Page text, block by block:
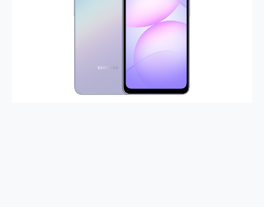
Motorola edge 70 pro 及 moto g37 power上市，登錄在送飛利浦氣炸鍋
ASUS Pad 全面應援 Me Time，加碼愛奇藝黃金雙周卡體驗，專案價最低 NT$0 起